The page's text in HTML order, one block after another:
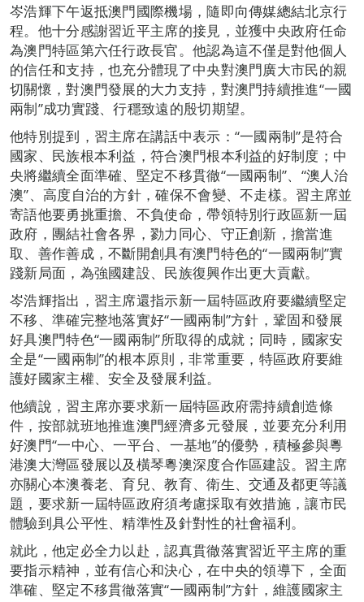
岑浩輝下午返抵澳門國際機場，隨即向傳媒總結北京行
程。他十分感謝習近平主席的接見，並獲中央政府任命
為澳門特區第六任行政長官。他認為這不僅是對他個人
的信任和支持，也充分體現了中央對澳門廣大市民的親
切關懷，對澳門發展的大力支持，對澳門持續推進“一國
兩制”成功實踐、行穩致遠的殷切期望。
他特別提到，習主席在講話中表示：“一國兩制”是符合
國家、民族根本利益，符合澳門根本利益的好制度；中
央將繼續全面準確、堅定不移貫徹“一國兩制”、“澳人治
澳”、高度自治的方針，確保不會變、不走樣。習主席並
寄語他要勇挑重擔、不負使命，帶領特別行政區新一屆
政府，團結社會各界，勠力同心、守正創新，擔當進
取、善作善成，不斷開創具有澳門特色的“一國兩制”實
踐新局面，為強國建設、民族復興作出更大貢獻。
岑浩輝指出，習主席還指示新一屆特區政府要繼續堅定
不移、準確完整地落實好“一國兩制”方針，鞏固和發展
好具澳門特色“一國兩制”所取得的成就；同時，國家安
全是“一國兩制”的根本原則，非常重要，特區政府要維
護好國家主權、安全及發展利益。
他續說，習主席亦要求新一屆特區政府需持續創造條
件，按部就班地推進澳門經濟多元發展，並要充分利用
好澳門“一中心、一平台、一基地”的優勢，積極參與粵
港澳大灣區發展以及橫琴粵澳深度合作區建設。習主席
亦關心本澳養老、育兒、教育、衛生、交通及都更等議
題，要求新一屆特區政府須考慮採取有效措施，讓市民
體驗到具公平性、精準性及針對性的社會福利。
就此，他定必全力以赴，認真貫徹落實習近平主席的重
要指示精神，並有信心和決心，在中央的領導下，全面
準確、堅定不移貫徹落實“一國兩制”方針，維護國家主